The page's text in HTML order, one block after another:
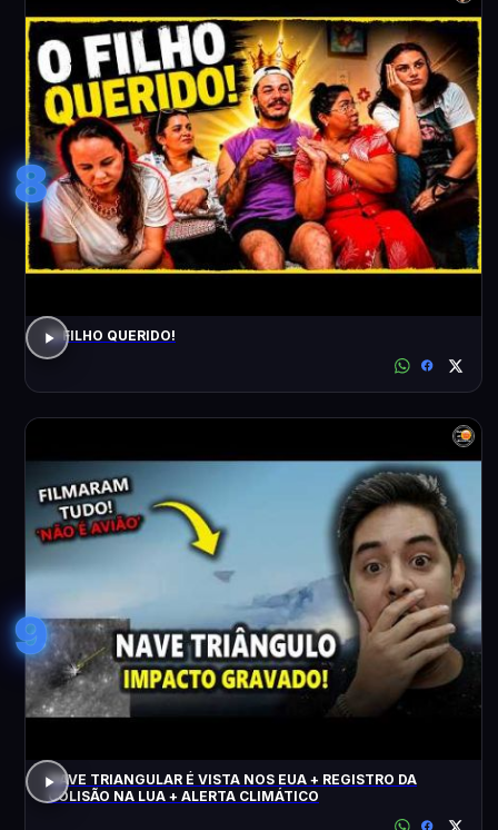
8
O FILHO QUERIDO!
9
NAVE TRIANGULAR É VISTA NOS EUA + REGISTRO DA
COLISÃO NA LUA + ALERTA CLIMÁTICO